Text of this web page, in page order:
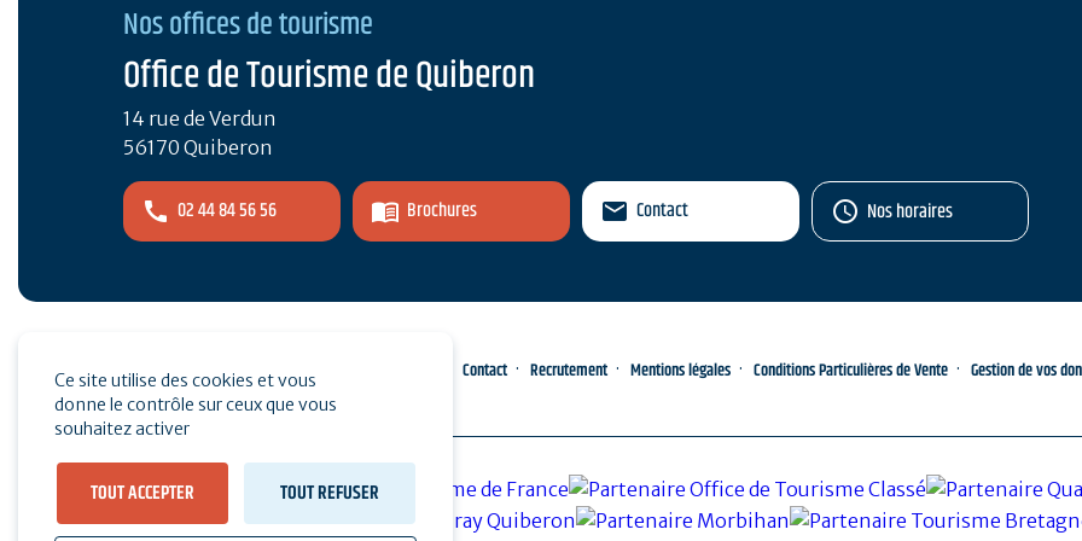
Nos offices de tourisme
Office de Tourisme de Quiberon
14 rue de Verdun
56170 Quiberon
02 44 84 56 56 Brochures Contact Nos horaires
Espace pro Contact Recrutement Mentions légales Conditions Particulières de Vente Gestion de vos
Ce site utilise des cookies et vous
donne le contrôle sur ceux que vous
souhaitez activer
TOUT ACCEPTER TOUT REFUSER